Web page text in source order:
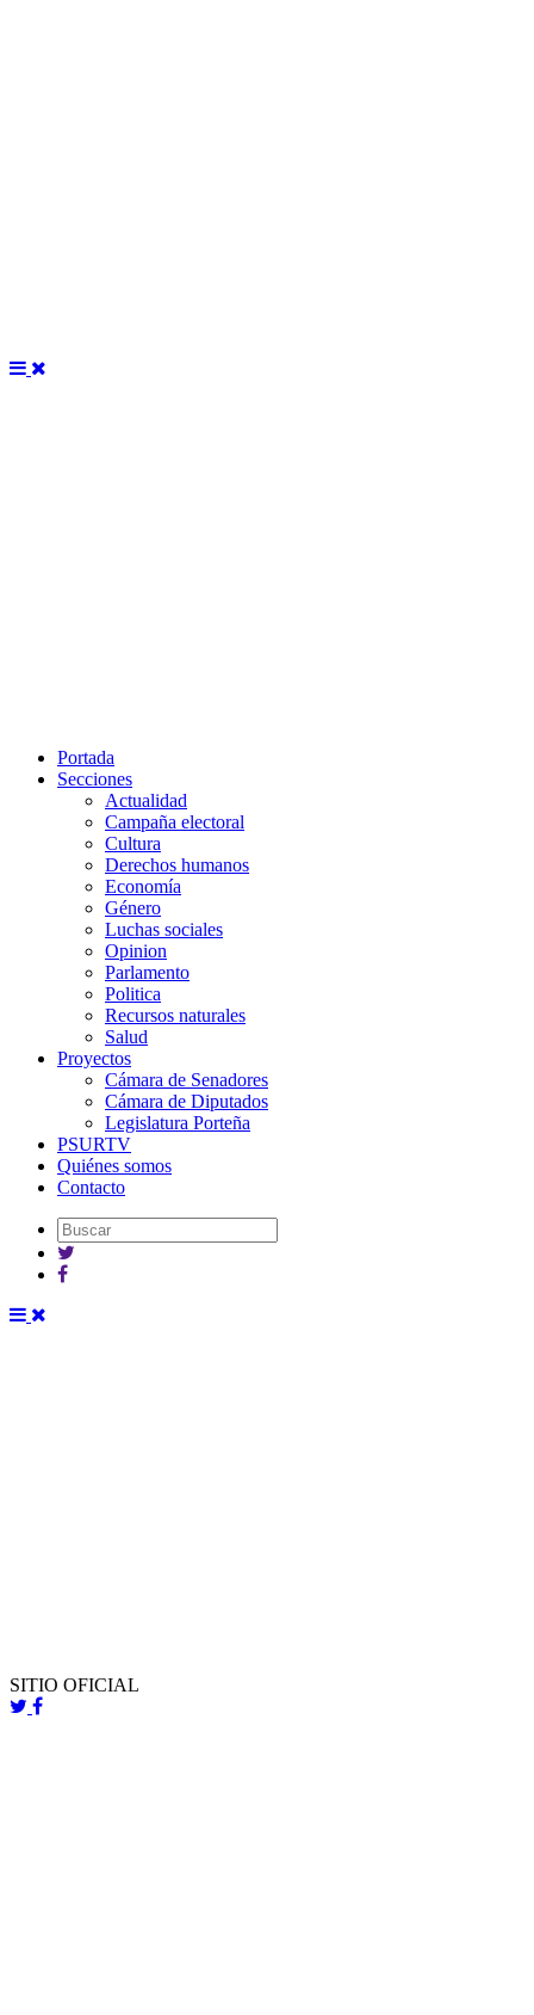
Portada
Secciones
Actualidad
Campaña electoral
Cultura
Derechos humanos
Economía
Género
Luchas sociales
Opinion
Parlamento
Politica
Recursos naturales
Salud
Proyectos
Cámara de Senadores
Cámara de Diputados
Legislatura Porteña
PSURTV
Quiénes somos
Contacto
SITIO OFICIAL